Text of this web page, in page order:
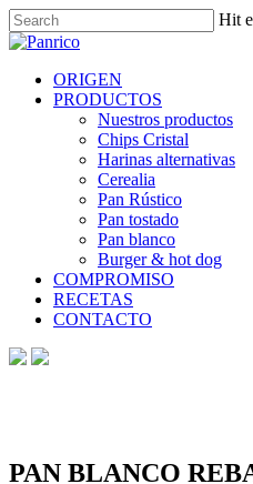
Skip
to
content
Hit
Close
Menu
ORIGEN
PRODUCTOS
Nuestros productos
Chips Cristal
Harinas alternativas
Cerealia
Pan Rústico
Pan tostado
Pan blanco
Burger & hot dog
COMPROMISO
RECETAS
CONTACTO
PAN BLANCO